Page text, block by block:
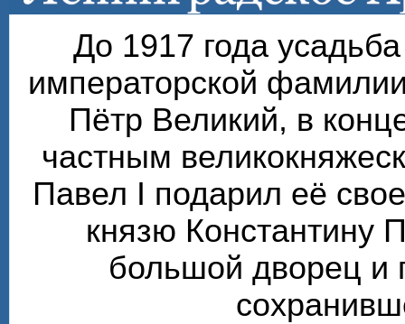
До 1917 года
императорской
Пётр Великий, в
частным
Павел I подарил её
князю Константину
большой дворец и